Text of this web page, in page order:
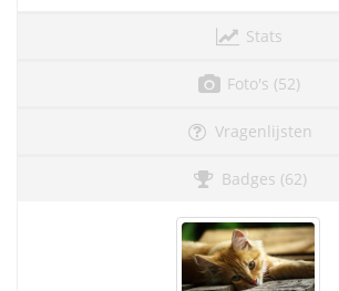
Stats
Foto's (52)
Vragenlijsten
Badges (62)